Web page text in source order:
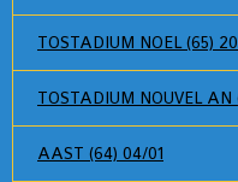
TOSTADIUM NOEL (65)
TOSTADIUM NOUVEL AN
AAST (64) 04/01